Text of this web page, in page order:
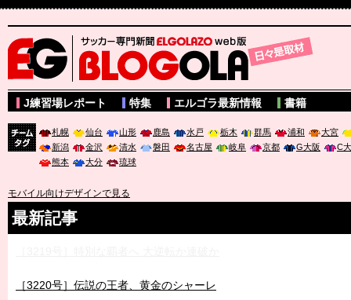
サッカー専門新聞ELGOLAZO web版 BLOGOLA
J練習場レポート 特集 エルゴラ最新情報 書籍
札幌 仙台 山形 鹿島 水戸 栃木 群馬 浦和
大宮
新潟
金沢 清水 磐田 名古屋 岐阜 京都 G大阪
C
熊本
大分 琉球
モバイル向けデザインで見る
最新記事
［3220号］伝説の王者、黄金のシャーレ